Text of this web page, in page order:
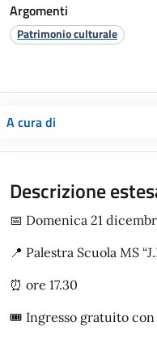
Argomenti
Patrimonio culturale
A cura di
Descrizione
📅 Domenica 21
📍 Palestra Scuola MS
⏰ ore 17.30
🎟️ Ingresso gratuito con